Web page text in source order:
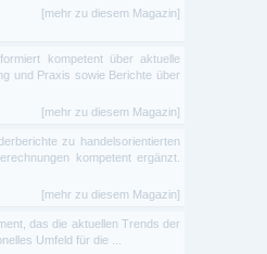
[mehr zu diesem Magazin]
kompetent über aktuelle
und Praxis sowie Berichte über
[mehr zu diesem Magazin]
zu handelsorientierten
kompetent ergänzt.
[mehr zu diesem Magazin]
das die aktuellen Trends der
Umfeld für die ...